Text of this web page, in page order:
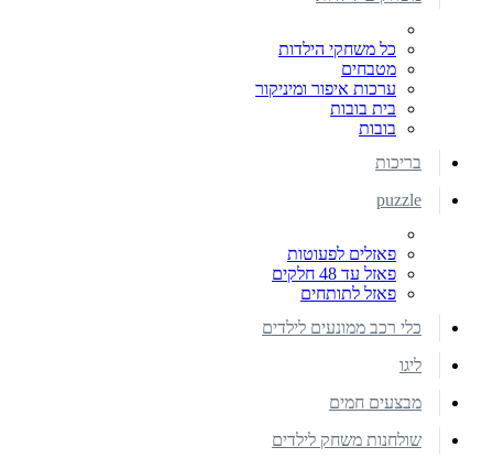
כל משחקי הילדות
מטבחים
ערכות איפור ומיניקור
בית בובות
בובות
בריכות
puzzle
פאזלים לפעוטות
פאזל עד 48 חלקים
פאזל לתותחים
כלי רכב ממונעים לילדים
ליגו
מבצעים חמים
שולחנות משחק לילדים